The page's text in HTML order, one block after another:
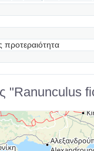
προτεραιότητα
"Ranunculus